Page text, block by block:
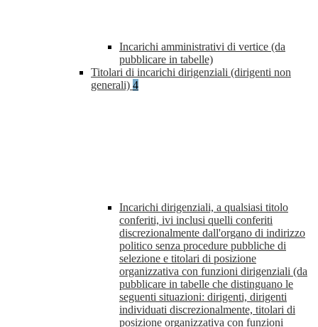
Incarichi amministrativi di vertice (da
pubblicare in tabelle)
Titolari di incarichi dirigenziali (dirigenti non
generali) 4
Incarichi dirigenziali, a qualsiasi titolo
conferiti, ivi inclusi quelli conferiti
discrezionalmente dall'organo di indirizzo
politico senza procedure pubbliche di
selezione e titolari di posizione
organizzativa con funzioni dirigenziali (da
pubblicare in tabelle che distinguano le
seguenti situazioni: dirigenti, dirigenti
individuati discrezionalmente, titolari di
posizione organizzativa con funzioni